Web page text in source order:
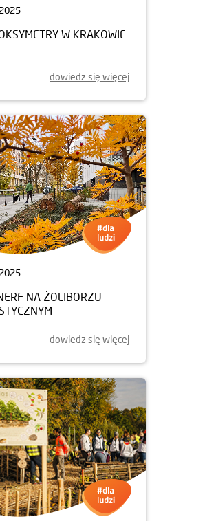
W KRAKOWIE
dowiedz się więcej
NA ŻOLIBORZU
dowiedz się więcej